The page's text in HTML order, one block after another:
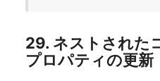
29. ネストされた
プロパティの更新